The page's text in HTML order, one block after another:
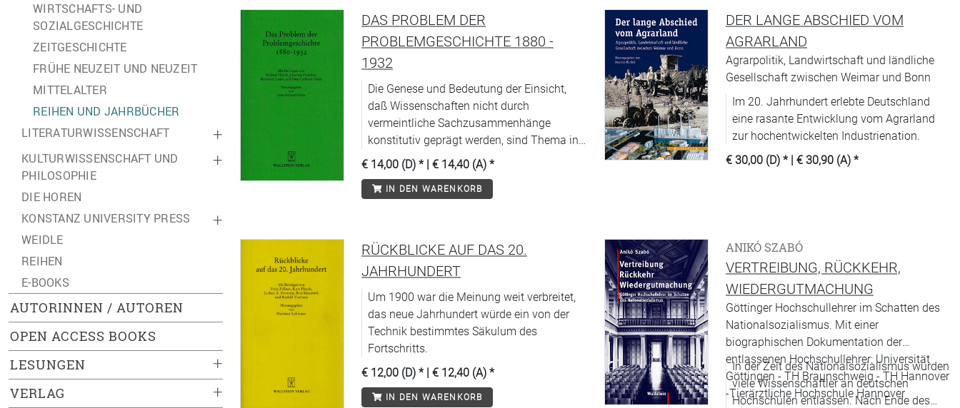
WIRTSCHAFTS- UND
SOZIALGESCHICHTE
ZEITGESCHICHTE
FRÜHE NEUZEIT UND NEUZEIT
MITTELALTER
REIHEN UND JAHRBÜCHER
+
LITERATURWISSENSCHAFT
+
KULTURWISSENSCHAFT UND
PHILOSOPHIE
DIE HOREN
+
KONSTANZ UNIVERSITY PRESS
WEIDLE
REIHEN
E-BOOKS
AUTORINNEN / AUTOREN
OPEN ACCESS BOOKS
+
LESUNGEN
+
VERLAG
DAS PROBLEM DER
PROBLEMGESCHICHTE 1880 -
1932
Die Genese und Bedeutung der Einsicht,
daß Wissenschaften nicht durch
vermeintliche Sachzusammenhänge
konstitutiv geprägt werden, sind Thema in
diesem Band.
€ 14,00 (D) * | € 14,40 (A) *
IN DEN WARENKORB
DER LANGE ABSCHIED VOM
AGRARLAND
Agrarpolitik, Landwirtschaft und ländliche
Gesellschaft zwischen Weimar und Bonn
Im 20. Jahrhundert erlebte Deutschland
eine rasante Entwicklung vom Agrarland
zur hochentwickelten Industrienation.
€ 30,00 (D) * | € 30,90 (A) *
RÜCKBLICKE AUF DAS 20.
JAHRHUNDERT
Um 1900 war die Meinung weit verbreitet,
das neue Jahrhundert würde ein von der
Technik bestimmtes Säkulum des
Fortschritts.
€ 12,00 (D) * | € 12,40 (A) *
IN DEN WARENKORB
ANIKÓ SZABÓ
VERTREIBUNG, RÜCKKEHR,
WIEDERGUTMACHUNG
Göttinger Hochschullehrer im Schatten des
Nationalsozialismus. Mit einer
biographischen Dokumentation der
entlassenen Hochschullehrer: Universität
Göttingen - TH Braunschweig - TH Hannover
-Tierärztliche Hochschule Hannover
In der Zeit des Nationalsozialismus wurden
viele Wissenschaftler an deutschen
Hochschulen entlassen. Nach Ende des